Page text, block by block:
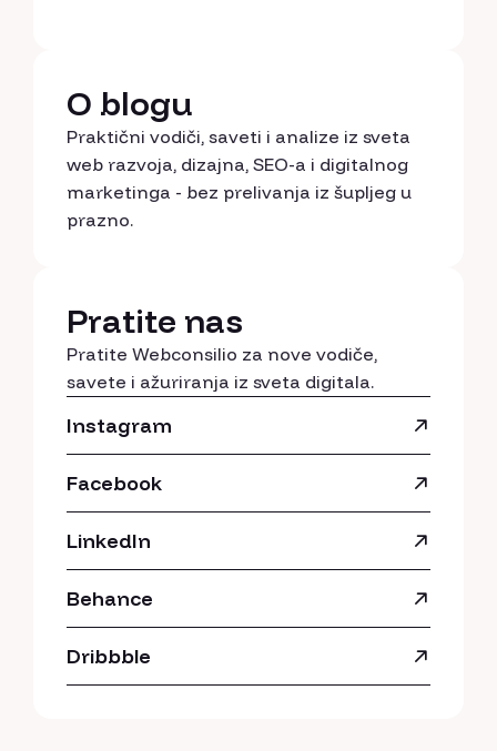
O blogu
Praktični vodiči, saveti i analize iz sveta
web razvoja, dizajna, SEO-a i digitalnog
marketinga - bez prelivanja iz šupljeg u
prazno.
Pratite nas
Pratite Webconsilio za nove vodiče,
savete i ažuriranja iz sveta digitala.
Instagram
Facebook
LinkedIn
Behance
Dribbble